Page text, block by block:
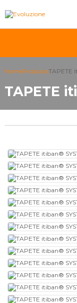
HomeProdutosTAPETE
TAPETE